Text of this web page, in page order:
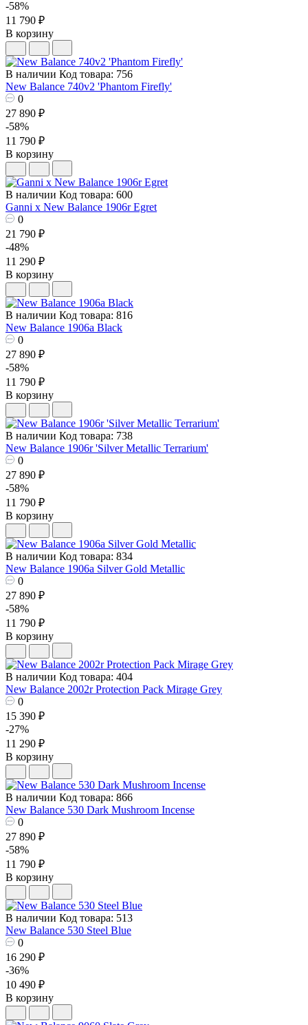
-58%
11 790 ₽
В корзину
В наличии Код товара: 756
New Balance 740v2 'Phantom Firefly'
0
27 890 ₽
-58%
11 790 ₽
В корзину
В наличии Код товара: 600
Ganni x New Balance 1906r Egret
0
21 790 ₽
-48%
11 290 ₽
В корзину
В наличии Код товара: 816
New Balance 1906a Black
0
27 890 ₽
-58%
11 790 ₽
В корзину
В наличии Код товара: 738
New Balance 1906r 'Silver Metallic Terrarium'
0
27 890 ₽
-58%
11 790 ₽
В корзину
В наличии Код товара: 834
New Balance 1906a Silver Gold Metallic
0
27 890 ₽
-58%
11 790 ₽
В корзину
В наличии Код товара: 404
New Balance 2002r Protection Pack Mirage Grey
0
15 390 ₽
-27%
11 290 ₽
В корзину
В наличии Код товара: 866
New Balance 530 Dark Mushroom Incense
0
27 890 ₽
-58%
11 790 ₽
В корзину
В наличии Код товара: 513
New Balance 530 Steel Blue
0
16 290 ₽
-36%
10 490 ₽
В корзину